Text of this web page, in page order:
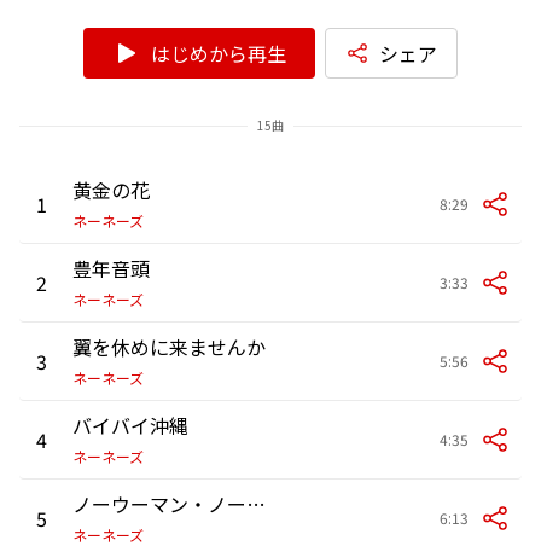
はじめから再生 シェア
15曲
1 黄金の花
ネーネーズ
8:29
2 豊年音頭
ネーネーズ
3:33
3 翼を休めに来ませんか
ネーネーズ
5:56
4 バイバイ沖縄
ネーネーズ
4:35
5 ノーウーマン・ノークライ
ネーネーズ
6:13